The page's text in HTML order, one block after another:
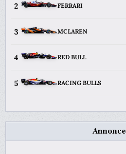
2 FERRARI
3 MCLAREN
4 RED BULL
5 RACING BULLS
Annonce